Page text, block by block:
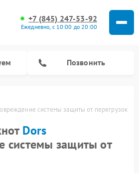
+7 (845) 247-53-92
Ежедневно, с 10:00 до 20:00
Позвонить
системы защиты от перегрузок
Dors
системы защиты от